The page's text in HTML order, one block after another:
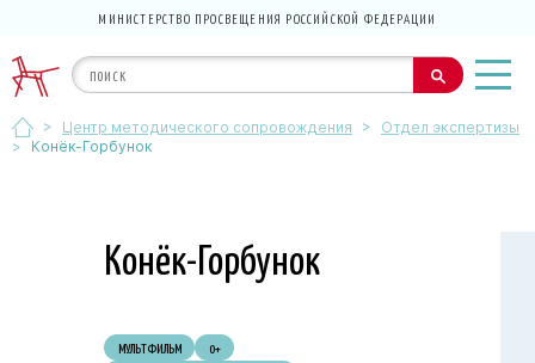
МИНИСТЕРСТВО ПРОСВЕЩЕНИЯ РОССИЙСКОЙ ФЕДЕРАЦИИ
> Центр методического сопровождения >
Отдел экспертизы
>
Конёк-Горбунок
Конёк-Горбунок
МУЛЬТФИЛЬМ
0+